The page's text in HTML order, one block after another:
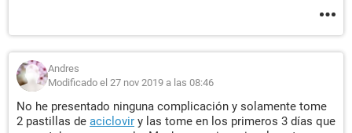
Andres
Modificado el 27 nov 2019 a las 08:46
No he presentado ninguna complicación y solamente tome
2 pastillas de aciclovir y las tome en los primeros 3 días que